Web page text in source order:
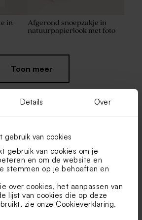
Details Over
gebruik van cookies
gebruik van cookies om je
en om de website en
stemmen op je behoeften en
over cookies, het aanpassen van
lijst van cookies die op deze
zie onze Cookieverklaring.
in
Afgerond snoepzakje in
natuurpapierlook met foto
foto's
Stijlvolle menukaart met
boog in natuurpapierlook
Toon meer
ook leuk